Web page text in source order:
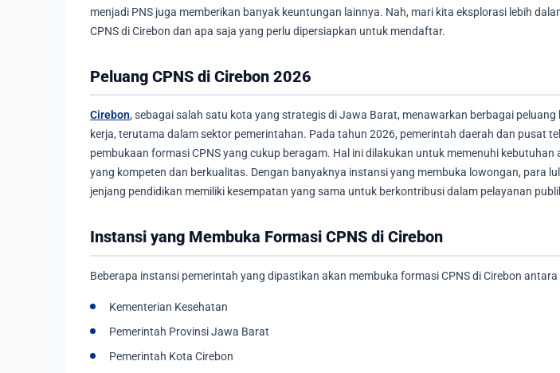
menjadi PNS juga memberikan banyak keuntungan lainnya. Nah, mari kita eksplorasi lebih
CPNS di Cirebon dan apa saja yang perlu dipersiapkan untuk mendaftar.
Peluang CPNS di Cirebon 2026
Cirebon, sebagai salah satu kota yang strategis di Jawa Barat, menawarkan berbagai peluang
kerja, terutama dalam sektor pemerintahan. Pada tahun 2026, pemerintah daerah dan pusat
pembukaan formasi CPNS yang cukup beragam. Hal ini dilakukan untuk memenuhi kebutuhan
yang kompeten dan berkualitas. Dengan banyaknya instansi yang membuka lowongan, para
jenjang pendidikan memiliki kesempatan yang sama untuk berkontribusi dalam pelayanan
Instansi yang Membuka Formasi CPNS di Cirebon
Beberapa instansi pemerintah yang dipastikan akan membuka formasi CPNS di Cirebon antara
Kementerian Kesehatan
Pemerintah Provinsi Jawa Barat
Pemerintah Kota Cirebon